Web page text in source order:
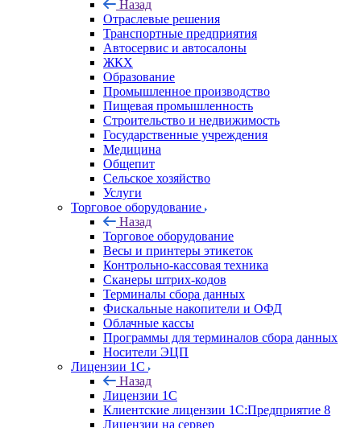
Назад
Отраслевые решения
Транспортные предприятия
Автосервис и автосалоны
ЖКХ
Образование
Промышленное производство
Пищевая промышленность
Строительство и недвижимость
Государственные учреждения
Медицина
Общепит
Сельское хозяйство
Услуги
Торговое оборудование
Назад
Торговое оборудование
Весы и принтеры этикеток
Контрольно-кассовая техника
Сканеры штрих-кодов
Терминалы сбора данных
Фискальные накопители и ОФД
Облачные кассы
Программы для терминалов сбора данных
Носители ЭЦП
Лицензии 1С
Назад
Лицензии 1С
Клиентские лицензии 1С:Предприятие 8
Лицензии на сервер